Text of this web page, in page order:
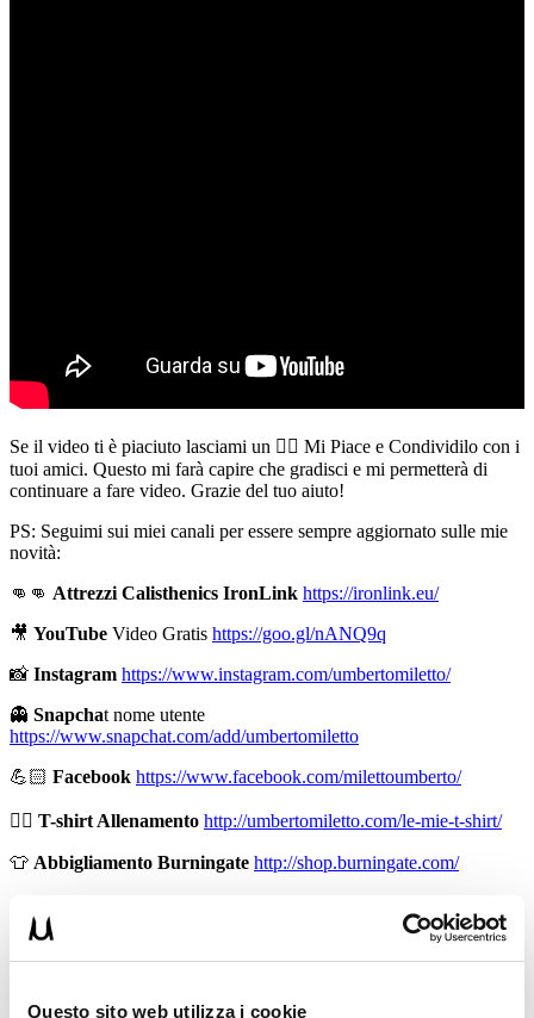
Questo sito web utilizza i cookie
Se il video ti è piaciuto lasciami un 👍🏻 Mi Piace e Condividilo con i
tuoi amici. Questo mi farà capire che gradisci e mi permetterà di
continuare a fare video. Grazie del tuo aiuto!
PS: Seguimi sui miei canali per essere sempre aggiornato sulle mie
novità:
👊👊 Attrezzi Calisthenics IronLink https://ironlink.eu/
🎥 YouTube Video Gratis https://goo.gl/nANQ9q
📸 Instagram https://www.instagram.com/umbertomiletto/
👻 Snapchat nome utente
https://www.snapchat.com/add/umbertomiletto
💪🏻 Facebook https://www.facebook.com/milettoumberto/
🏋🏻 T-shirt Allenamento http://umbertomiletto.com/le-mie-t-shirt/
👕 Abbigliamento Burningate http://shop.burningate.com/
personal trainer Umberto Miletto
Avvertenze: le informazioni contenute in questi video non intendono
L’autore declina ogni responsabilità di effetti o di conseguenze